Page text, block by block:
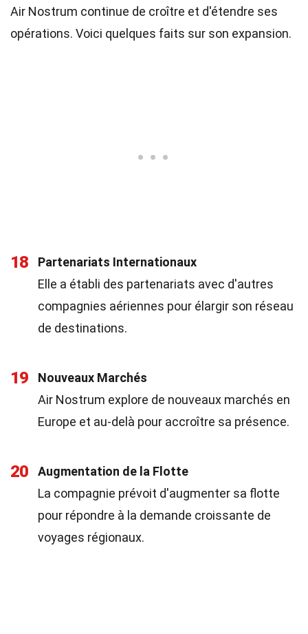
Air Nostrum continue de croître et d'étendre ses
opérations. Voici quelques faits sur son expansion.
18
Partenariats Internationaux
Elle a établi des partenariats avec d'autres
compagnies aériennes pour élargir son réseau
de destinations.
19
Nouveaux Marchés
Air Nostrum explore de nouveaux marchés en
Europe et au-delà pour accroître sa présence.
20
Augmentation de la Flotte
La compagnie prévoit d'augmenter sa flotte
pour répondre à la demande croissante de
voyages régionaux.